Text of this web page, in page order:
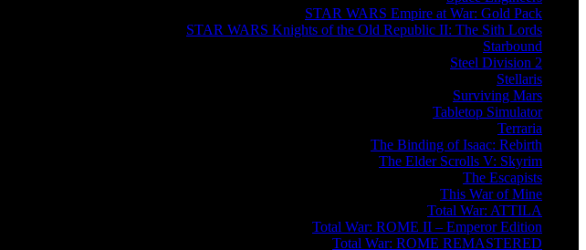
STAR WARS Empire at War: Gold Pack
STAR WARS Knights of the Old Republic II: The Sith Lords
Starbound
Steel Division 2
Stellaris
Surviving Mars
Tabletop Simulator
Terraria
The Binding of Isaac: Rebirth
The Elder Scrolls V: Skyrim
The Escapists
This War of Mine
Total War: ATTILA
Total War: ROME II – Emperor Edition
Total War: ROME REMASTERED